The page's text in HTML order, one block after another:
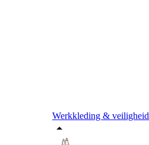
Werkkleding & veiligheid